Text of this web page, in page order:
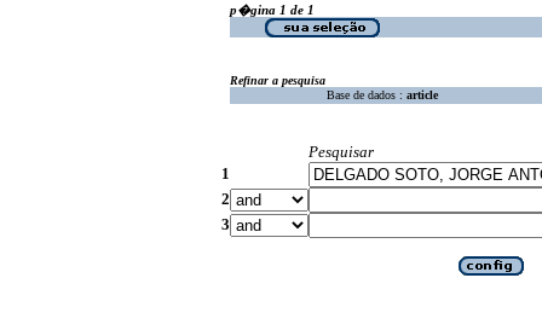
p�gina 1 de 1
Refinar a pesquisa
Base de dados : article
Pesquisar
1
2
3